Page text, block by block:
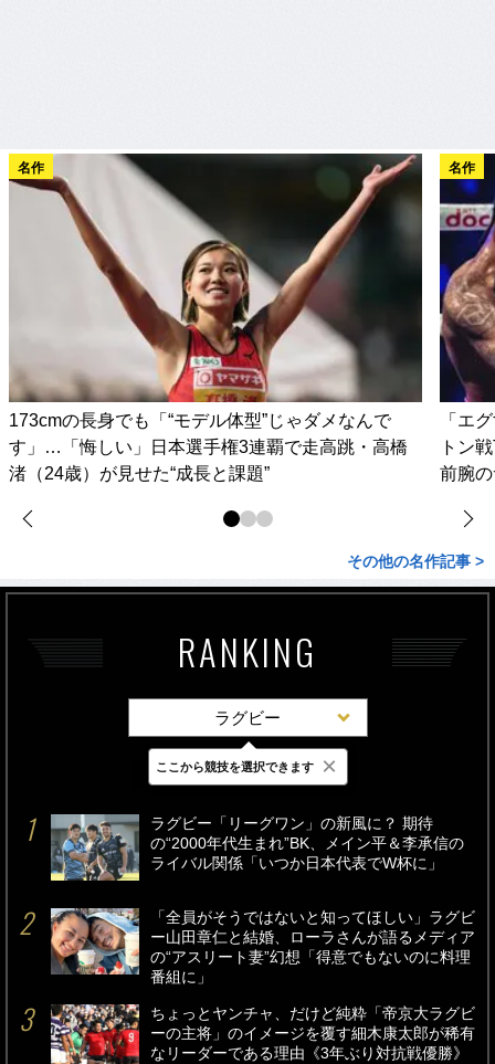
名作
173cmの長身でも「“モデル体型”じゃダメなんで
す」…「悔しい」日本選手権3連覇で走高跳・高橋
渚（24歳）が見せた“成長と課題”
名作
「エ
トン
前腕
その他の名作記事 >
RANKING
ラグビー
最新 24時間 週間
ラグビー「リーグワン」の新風に？ 期待
の“2000年代生まれ”BK、メイン平＆李承信の
ライバル関係「いつか日本代表でW杯に」
「全員がそうではないと知ってほしい」ラグビ
ー山田章仁と結婚、ローラさんが語るメディア
の“アスリート妻”幻想「得意でもないのに料理
番組に」
ちょっとヤンチャ、だけど純粋「帝京大ラグビ
ーの主将」のイメージを覆す細木康太郎が稀有
なリーダーである理由《3年ぶり対抗戦優勝》
ここから競技を選択できます ×